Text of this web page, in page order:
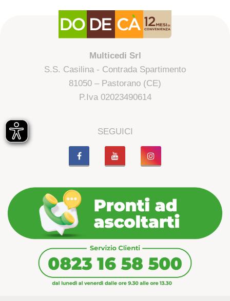
Multicedi Srl
S.S. Casilina - Contrada Spartimento
81050 – Pastorano (CE)
P.Iva 02023490614
SEGUICI